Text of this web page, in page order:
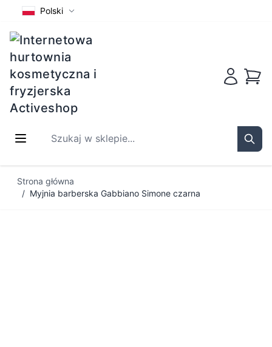
Polski
Szukaj w sklepie...
Strona główna
/ Myjnia barberska Gabbiano Simone czarna